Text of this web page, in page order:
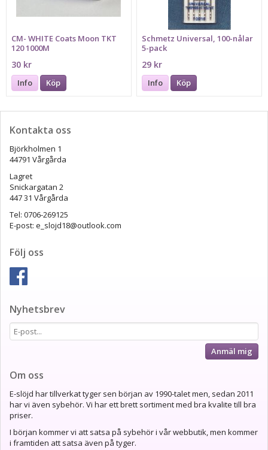
CM- WHITE Coats Moon TKT
120 1000M
30 kr
Info Köp
Schmetz Universal, 100-nålar
5-pack
29 kr
Info Köp
Kontakta oss
Björkholmen 1
44791 Vårgårda
Lagret
Snickargatan 2
447 31 Vårgårda
Tel: 0706-269125
E-post: e_slojd18@outlook.com
Följ oss
Nyhetsbrev
Anmäl mig
Om oss
E-slöjd har tillverkat tyger sen början av 1990-talet men, sedan 2011
har vi även sybehör. Vi har ett brett sortiment med bra kvalite till bra
priser.
I början kommer vi att satsa på sybehör i vår webbutik, men kommer
i framtiden att satsa även på tyger.